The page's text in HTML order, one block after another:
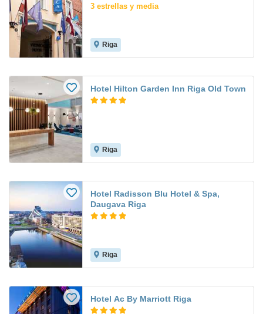
3 estrellas y media
Riga
Hotel Hilton Garden Inn Riga Old Town
Riga
Hotel Radisson Blu Hotel & Spa,
Daugava Riga
Riga
Hotel Ac By Marriott Riga